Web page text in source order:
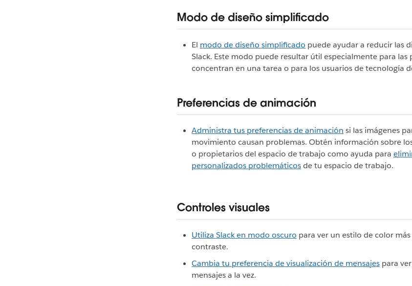
Modo de diseño simplificado
El modo de diseño simplificado puede ayudar a reducir las
Slack. Este modo puede resultar útil especialmente para las
concentran en una tarea o para los usuarios de tecnología
Preferencias de animación
Administra tus preferencias de animación si las imágenes
movimiento causan problemas. Obtén información sobre
o propietarios del espacio de trabajo como ayuda para
personalizados problemáticosde tu espacio de trabajo.
Controles visuales
Utiliza Slack en modo oscuro para ver un estilo de color
contraste.
Cambia tu preferencia de visualización de mensajes para
mensajes a la vez.